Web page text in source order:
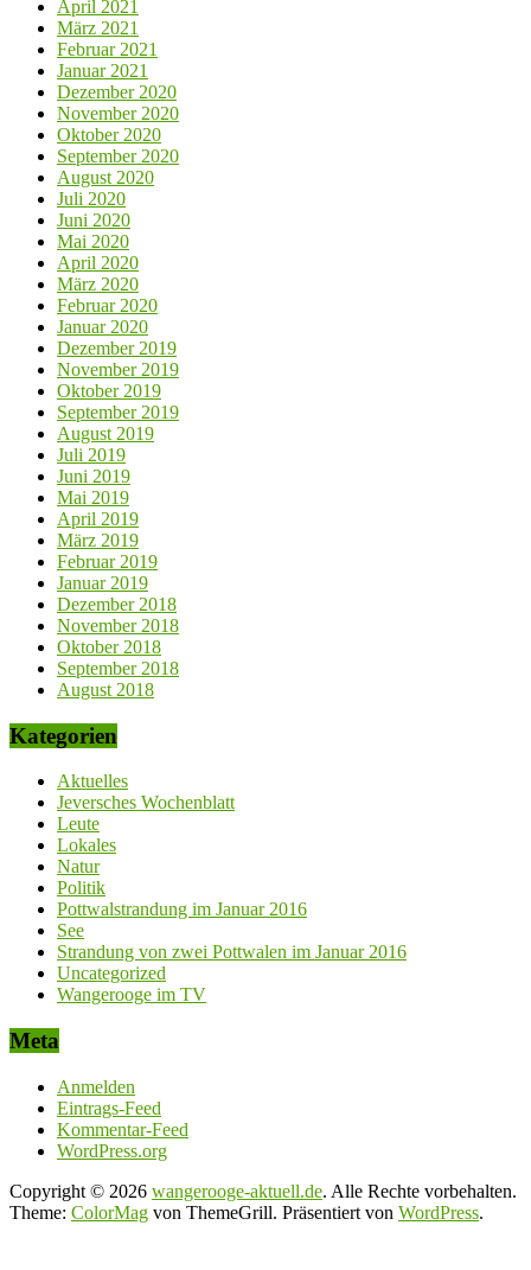
April 2021
März 2021
Februar 2021
Januar 2021
Dezember 2020
November 2020
Oktober 2020
September 2020
August 2020
Juli 2020
Juni 2020
Mai 2020
April 2020
März 2020
Februar 2020
Januar 2020
Dezember 2019
November 2019
Oktober 2019
September 2019
August 2019
Juli 2019
Juni 2019
Mai 2019
April 2019
März 2019
Februar 2019
Januar 2019
Dezember 2018
November 2018
Oktober 2018
September 2018
August 2018
Kategorien
Aktuelles
Jeversches Wochenblatt
Leute
Lokales
Natur
Politik
Pottwalstrandung im Januar 2016
See
Strandung von zwei Pottwalen im Januar 2016
Uncategorized
Wangerooge im TV
Meta
Anmelden
Eintrags-Feed
Kommentar-Feed
WordPress.org
Copyright © 2026 wangerooge-aktuell.de. Alle Rechte vorbehalten.
Theme: ColorMag von ThemeGrill. Präsentiert von WordPress.